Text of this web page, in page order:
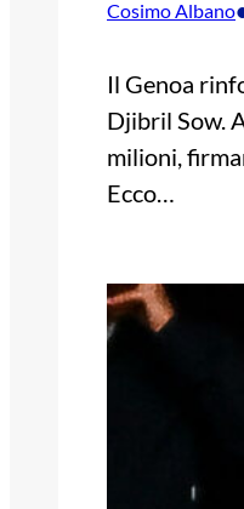
Cosimo Albano
Il Genoa
Djibril Sow.
milioni,
Ecco…